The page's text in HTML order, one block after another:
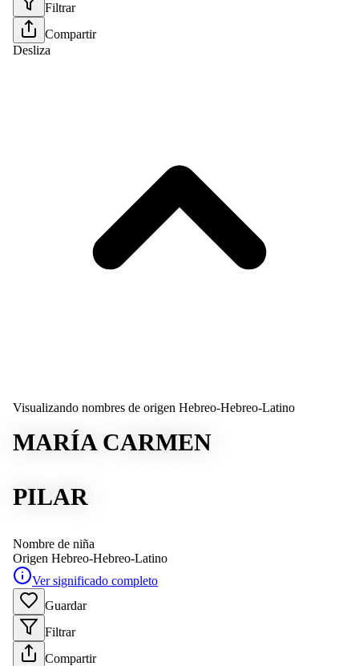
Filtrar
Compartir
Desliza
Visualizando nombres de origen Hebreo-Hebreo-Latino
MARÍA CARMEN
PILAR
Nombre de niña
Origen Hebreo-Hebreo-Latino
Ver significado completo
Guardar
Filtrar
Compartir